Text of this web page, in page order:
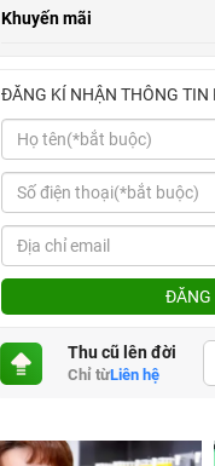
Khuyến mãi
ĐĂNG KÍ NHẬN THÔNG TIN
ĐĂNG
Thu cũ lên đời
Chỉ từLiên hệ